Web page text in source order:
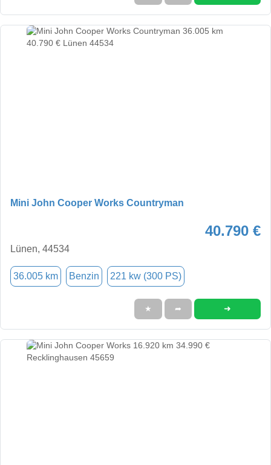
Mini John Cooper Works Countryman
40.790 €
Lünen, 44534
36.005 km Benzin 221 kw (300 PS)
★ ➦ ➜